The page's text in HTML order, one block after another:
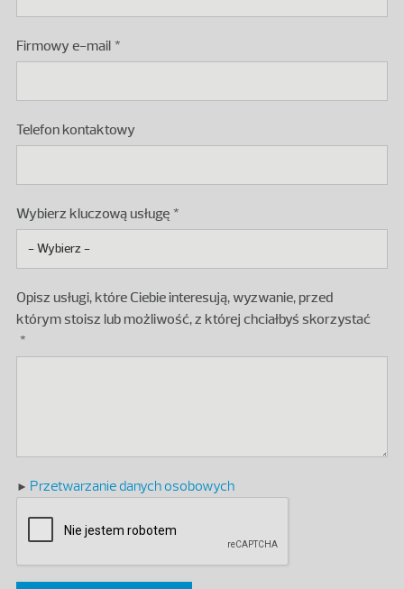
Firmowy e-mail
Telefon kontaktowy
Wybierz kluczową usługę
Opisz usługi, które Ciebie interesują, wyzwanie, przed
którym stoisz lub możliwość, z której chciałbyś skorzystać
Przetwarzanie danych osobowych